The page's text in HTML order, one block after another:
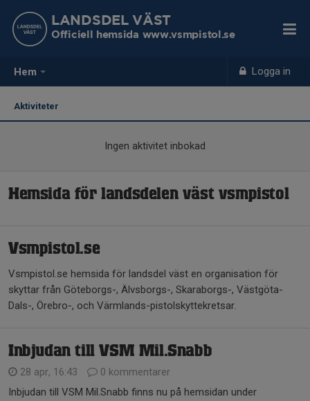
Hem Logga in
LANDSDEL VÄST
Officiell hemsida www.vsmpistol.se
Aktiviteter
Ingen aktivitet inbokad
Hemsida för landsdelen väst vsmpistol
Vsmpistol.se
Vsmpistol.se hemsida för landsdel väst en organisation för
skyttar från Göteborgs-, Älvsborgs-, Skaraborgs-, Västgöta-
Dals-, Örebro-, och Värmlands-pistolskyttekretsar.
Inbjudan till VSM Mil.Snabb
28 apr, 16:43
0 kommentarer
Inbjudan till VSM Mil.Snabb finns nu på hemsidan under